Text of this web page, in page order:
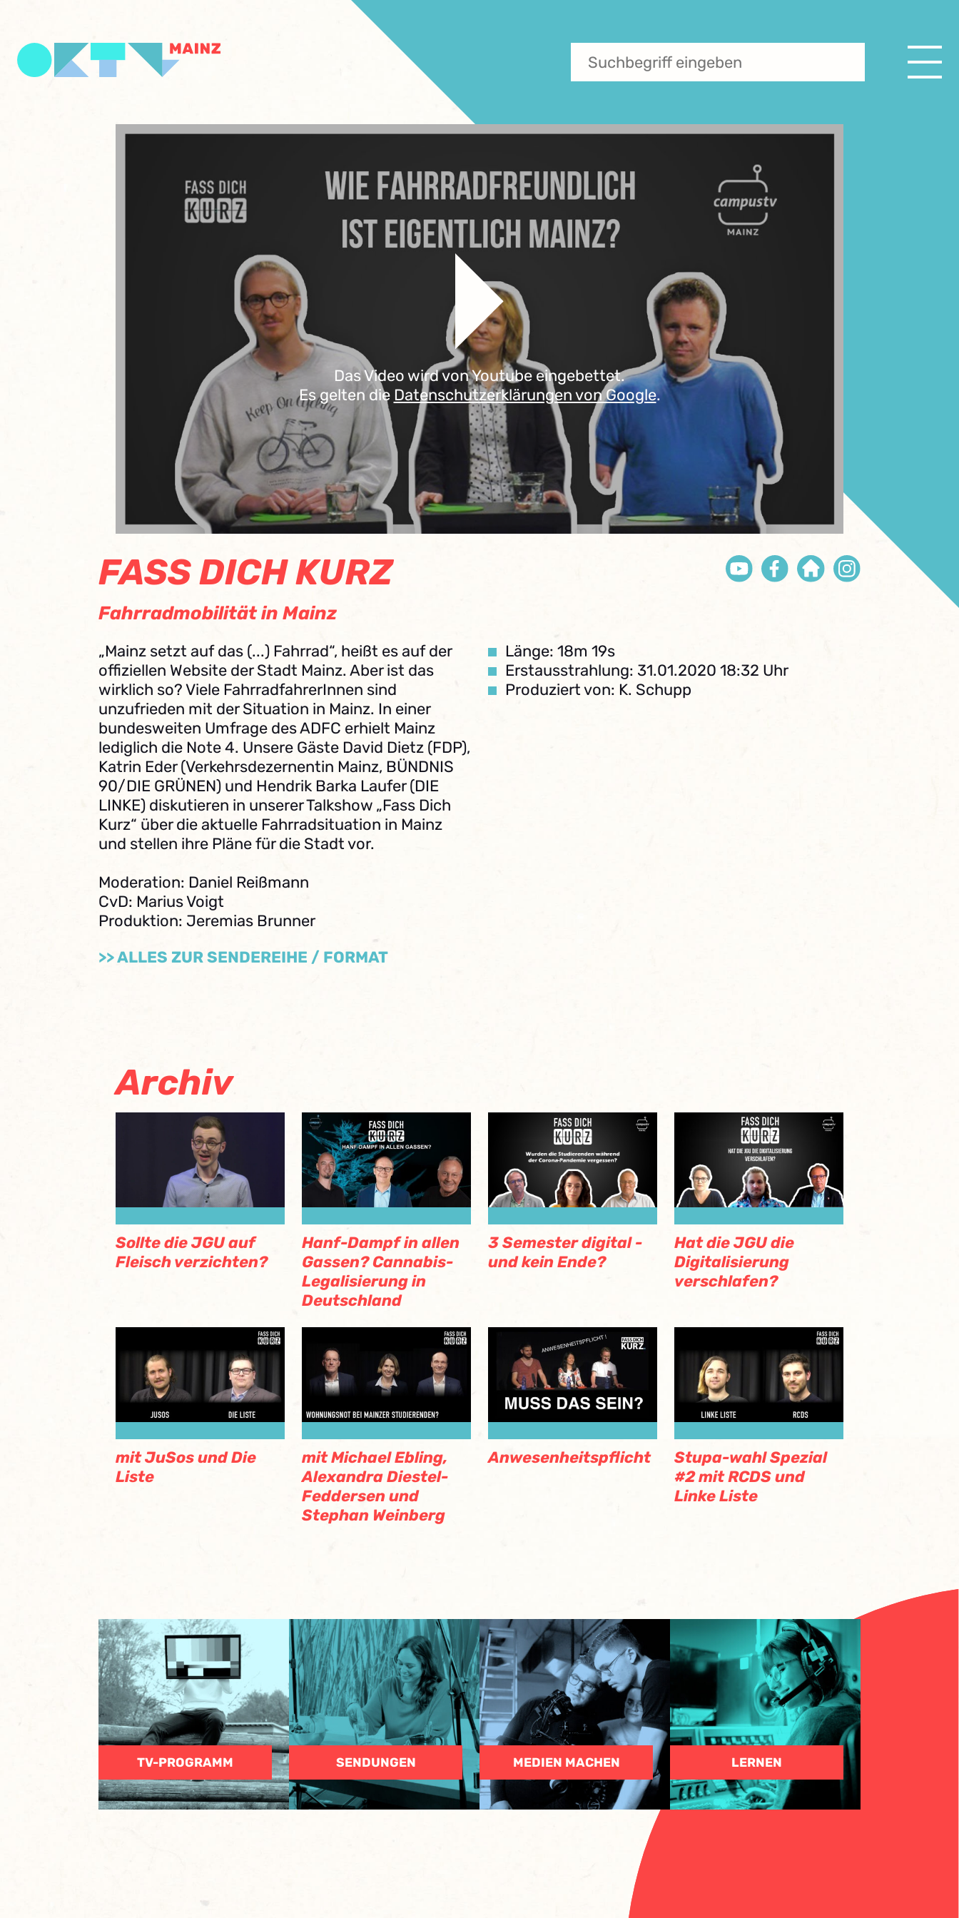
Das Video wird von Youtube eingebettet.
Es gelten die Datenschutzerklärungen von Google.
FASS DICH KURZ
Fahrradmobilität in Mainz
„Mainz setzt auf das (...) Fahrrad“, heißt es auf der
offiziellen Website der Stadt Mainz. Aber ist das
wirklich so? Viele FahrradfahrerInnen sind
unzufrieden mit der Situation in Mainz. In einer
bundesweiten Umfrage des ADFC erhielt Mainz
lediglich die Note 4. Unsere Gäste David Dietz (FDP),
Katrin Eder (Verkehrsdezernentin Mainz, BÜNDNIS
90/DIE GRÜNEN) und Hendrik Barka Laufer (DIE
LINKE) diskutieren in unserer Talkshow „Fass Dich
Kurz“ über die aktuelle Fahrradsituation in Mainz
und stellen ihre Pläne für die Stadt vor.
Moderation: Daniel Reißmann
CvD: Marius Voigt
Produktion: Jeremias Brunner
>> ALLES ZUR SENDEREIHE / FORMAT
Länge: 18m 19s
Erstausstrahlung: 31.01.2020 18:32 Uhr
Produziert von: K. Schupp
Archiv
Sollte die JGU auf
Fleisch verzichten?
Hanf-Dampf in allen
Gassen? Cannabis-
Legalisierung in
Deutschland
3 Semester digital -
und kein Ende?
Hat die JGU die
Digitalisierung
verschlafen?​
mit JuSos und Die
Liste
mit Michael Ebling,
Alexandra Diestel-
Feddersen und
Stephan Weinberg
Anwesenheitspflicht
Stupa-wahl Spezial
#2 mit RCDS und
Linke Liste
TV-PROGRAMM SENDUNGEN MEDIEN MACHEN LERNEN